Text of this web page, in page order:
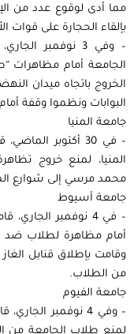
مما أدى لوقوع عدد من
بإلقاء الحجارة على قوات
– وفي 3 نوفمبر
الجامعة أمام مظاهرات
الخروج باتجاه ميدان
البوابات ونظموا وقفة
جامعة المنيا
– في 30 أكتوبر
المنيا، لمنع خروج
محمد مرسي إلى شوارع
جامعة أسيوط
– في 4 نوفمبر
أمام مظاهرة لطلاب ضد
وقامت بإطلاق قنابل
من الطلاب.
جامعة الفيوم
– وفي 4 نوفمبر
لمنع طلاب الجامعة من